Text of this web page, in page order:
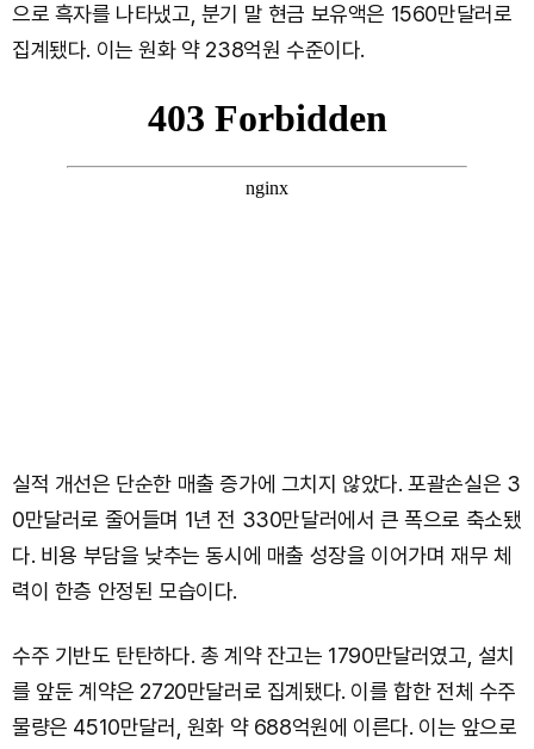
으로 흑자를 나타냈고, 분기 말 현금 보유액은 1560만달러로
집계됐다. 이는 원화 약 238억원 수준이다.
실적 개선은 단순한 매출 증가에 그치지 않았다. 포괄손실은 3
0만달러로 줄어들며 1년 전 330만달러에서 큰 폭으로 축소됐
다. 비용 부담을 낮추는 동시에 매출 성장을 이어가며 재무 체
력이 한층 안정된 모습이다.
수주 기반도 탄탄하다. 총 계약 잔고는 1790만달러였고, 설치
를 앞둔 계약은 2720만달러로 집계됐다. 이를 합한 전체 수주
물량은 4510만달러, 원화 약 688억원에 이른다. 이는 앞으로